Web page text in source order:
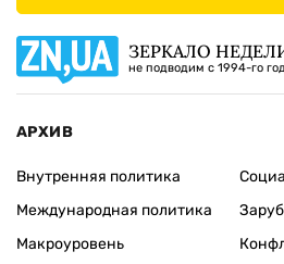
ЗЕРКАЛО
не подводим с 1994-го
АРХИВ
Внутренняя политика
Международная политика
Макроуровень